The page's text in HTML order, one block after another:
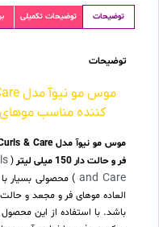
توضیحات توضیحات تکمیلی
توضیحات
کننده مناسب موهای فر و
فر و حالت دار 150 میلی لیتر
(
and Care ) محصولی بسیار
العاده موهای فر و مجعد و
باشد. با استفاده از این